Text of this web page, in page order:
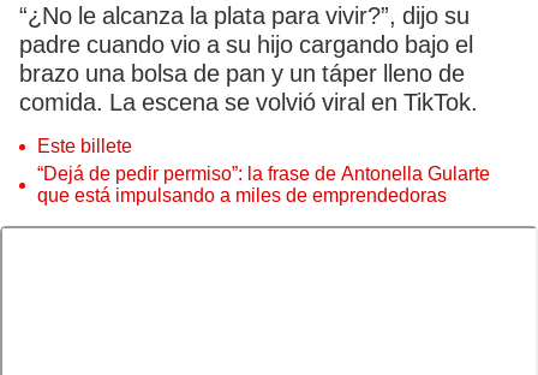
“¿No le alcanza la plata para vivir?”, dijo su
padre cuando vio a su hijo cargando bajo el
brazo una bolsa de pan y un táper lleno de
comida. La escena se volvió viral en TikTok.
Este billete
“Dejá de pedir permiso”: la frase de Antonella Gularte
que está impulsando a miles de emprendedoras